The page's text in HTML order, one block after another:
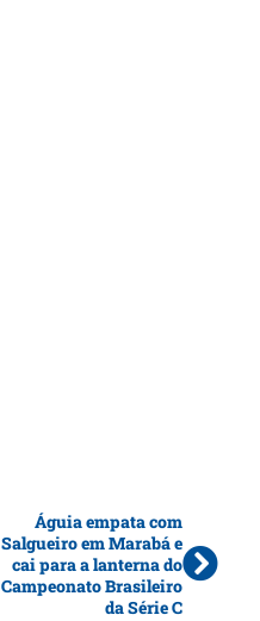
Águia empata com
Salgueiro em Marabá e
cai para a lanterna do
Campeonato Brasileiro
da Série C